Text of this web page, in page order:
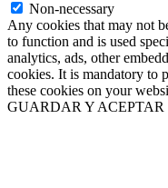
Non-necessary
Any cookies that may not
to function and is used
analytics, ads, other
cookies. It is mandatory to
these cookies on your
GUARDAR Y ACEPTAR